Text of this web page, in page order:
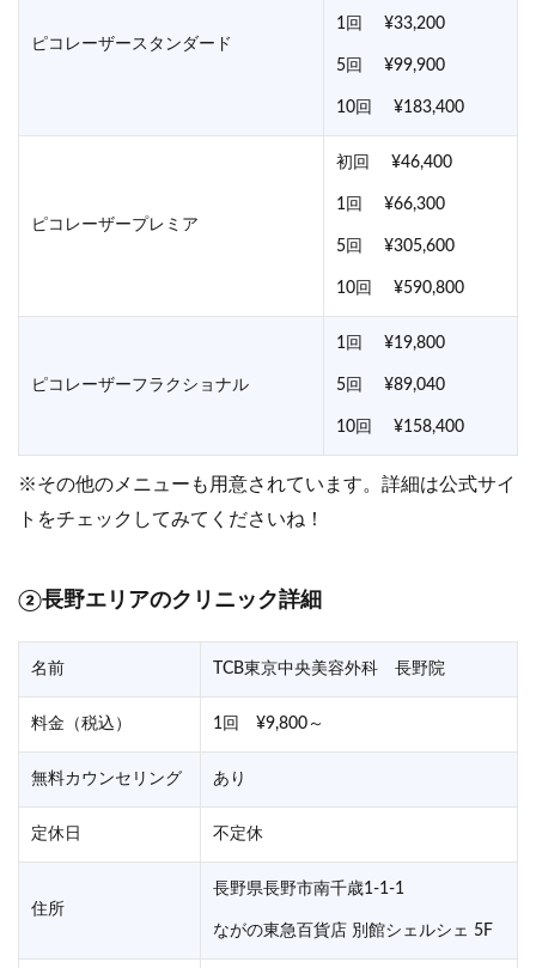
ピコレーザースタンダード
1回 ¥33,200
5回 ¥99,900
10回 ¥183,400
ピコレーザープレミア
初回 ¥46,400
1回 ¥66,300
5回 ¥305,600
10回 ¥590,800
ピコレーザーフラクショナル
1回 ¥19,800
5回 ¥89,040
10回 ¥158,400
※その他のメニューも用意されています。詳細は公式サイ
トをチェックしてみてくださいね！
②長野エリアのクリニック詳細
名前 TCB東京中央美容外科 長野院
料金（税込） 1回 ¥9,800～
無料カウンセリング あり
定休日 不定休
住所
長野県長野市南千歳1-1-1
ながの東急百貨店 別館シェルシェ 5F